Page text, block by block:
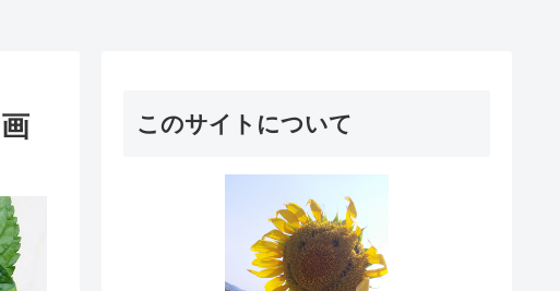
このサイトについて